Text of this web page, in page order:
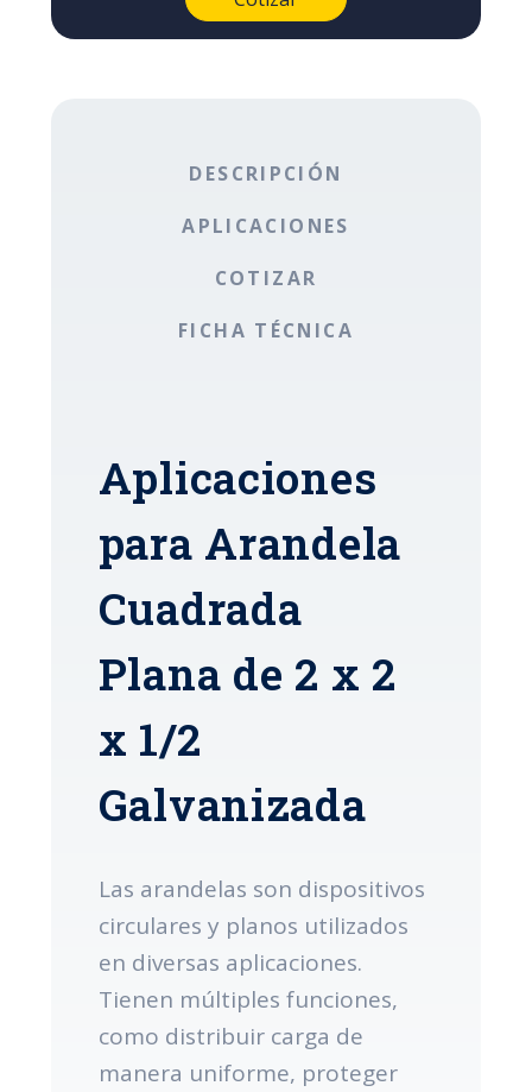
DESCRIPCIÓN
APLICACIONES
COTIZAR
FICHA TÉCNICA
Aplicaciones
para Arandela
Cuadrada
Plana de 2 x 2
x 1/2
Galvanizada
Las arandelas son dispositivos
circulares y planos utilizados
en diversas aplicaciones.
Tienen múltiples funciones,
como distribuir carga de
manera uniforme, proteger